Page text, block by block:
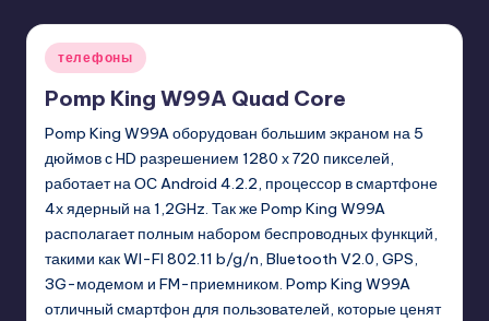
Posted
in
телефоны
Pomp King W99A Quad Core
Pomp King W99A оборудован большим экраном на 5
дюймов с HD разрешением 1280 х 720 пикселей,
работает на ОС Android 4.2.2, процессор в смартфоне
4х ядерный на 1,2GHz. Так же Pomp King W99A
располагает полным набором беспроводных функций,
такими как WI-FI 802.11 b/g/n, Bluetooth V2.0, GPS,
3G-модемом и FM-приемником. Pomp King W99A
отличный смартфон для пользователей, которые ценят